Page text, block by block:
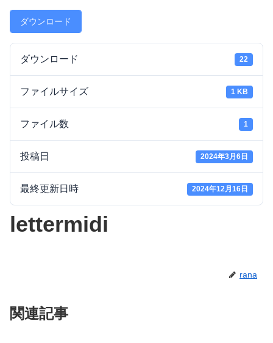
ダウンロード
ダウンロード 22
ファイルサイズ 1 KB
ファイル数 1
投稿日 2024年3月6日
最終更新日時 2024年12月16日
lettermidi
rana
関連記事